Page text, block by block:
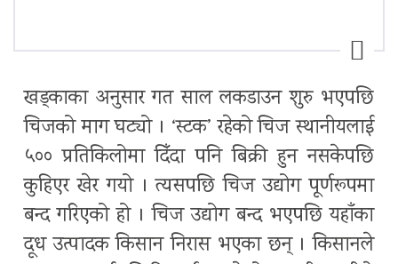
खड्काका अनुसार गत साल लकडाउन शुरु भएपछि
चिजको माग घट्यो । ‘स्टक’ रहेको चिज स्थानीयलाई
५०० प्रतिकिलोमा दिँदा पनि बिक्री हुन नसकेपछि
कुहिएर खेर गयो । त्यसपछि चिज उद्योग पूर्णरूपमा
बन्द गरिएको हो । चिज उद्योग बन्द भएपछि यहाँका
दूध उत्पादक किसान निरास भएका छन् । किसानले